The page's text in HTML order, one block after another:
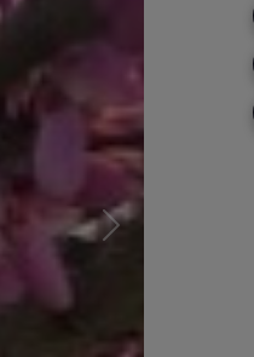
Sonraki